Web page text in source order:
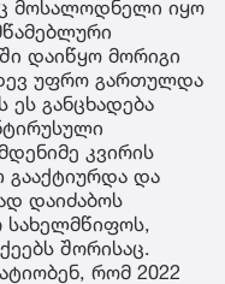
მოსალოდნელი იყო
დაიწყო მორიგი
უფრო გართულდა
ეს განცხადება
კვირის
გააქტიურდა და
დაიძაბოს
შორისაც.
რომ 2022